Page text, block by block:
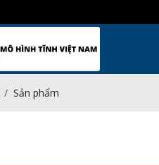
Sản phẩm